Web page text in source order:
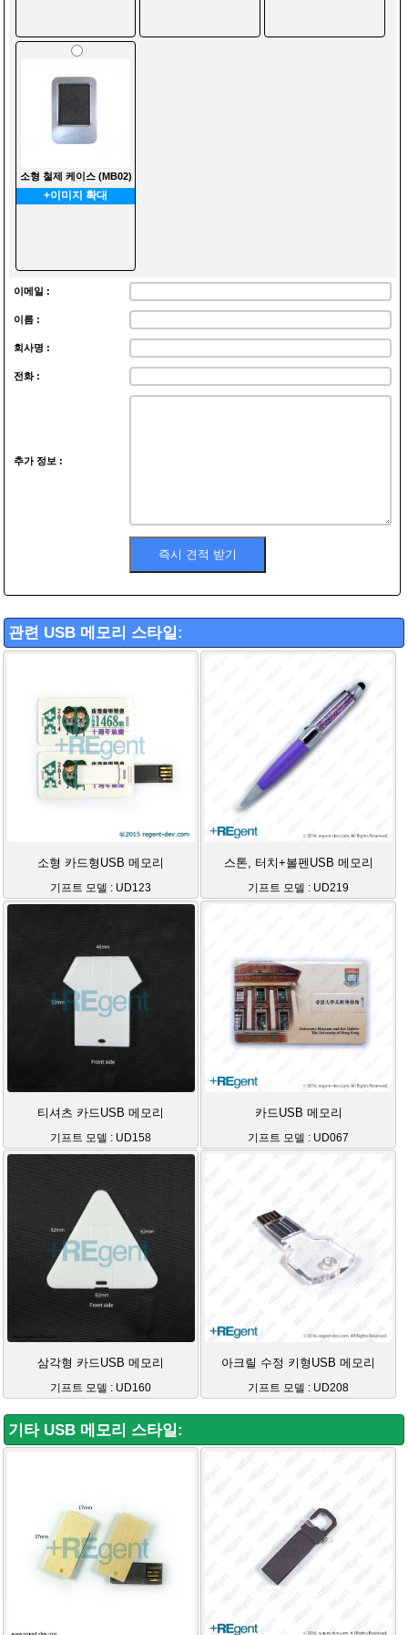
소형 철제 케이스 (MB02)
+이미지 확대
이메일 :
이름 :
회사명 :
전화 :
추가 정보 :
관련 USB 메모리 스타일:
소형 카드형USB 메모리
기프트 모델 : UD123
스톤, 터치+볼펜USB 메모리
기프트 모델 : UD219
티셔츠 카드USB 메모리
기프트 모델 : UD158
카드USB 메모리
기프트 모델 : UD067
삼각형 카드USB 메모리
기프트 모델 : UD160
아크릴 수정 키형USB 메모리
기프트 모델 : UD208
기타 USB 메모리 스타일: